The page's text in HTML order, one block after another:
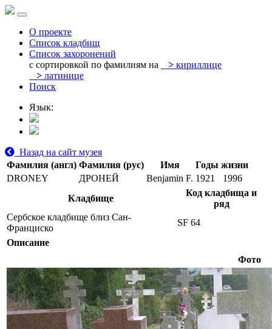
О проекте
Список кладбищ
Список захоронений
с сортировкой по фамилиям на
> кириллице
> латинице
Поиск
Язык:
Назад на сайт музея
Фамилия (англ) Фамилия (рус) Имя
Годы жизни
DRONEY
ДРОНЕЙ Benjamin F. 1921
1996
Кладбище
Код кладбища и
ряд
Сербское кладбище близ Сан-
Франциско
SF 64
Описание
Фото